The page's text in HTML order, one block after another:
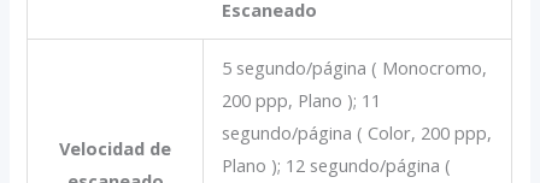
Escaneado
Velocidad de
5 segundo/página ( Monocromo,
200 ppp, Plano ); 11
segundo/página ( Color, 200 ppp,
Plano ); 12 segundo/página (